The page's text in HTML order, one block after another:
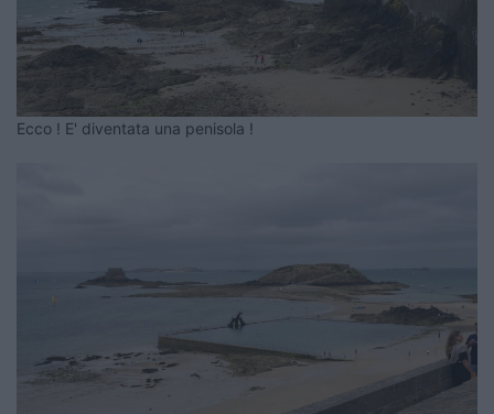
Ecco ! E' diventata una penisola !